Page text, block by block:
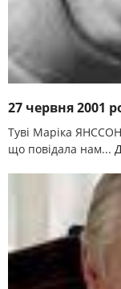
27 червня 2001
Туві Маріка
що повідала нам...